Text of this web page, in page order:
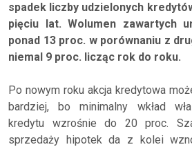
spadek liczby udzielonych
pięciu lat. Wolumen zawartych
ponad 13 proc. w porównaniu z
niemal 9 proc. licząc rok do roku.
Po nowym roku akcja kredytowa
bardziej, bo minimalny wkład
kredytu wzrośnie do 20 proc.
sprzedaży hipotek da z kolei